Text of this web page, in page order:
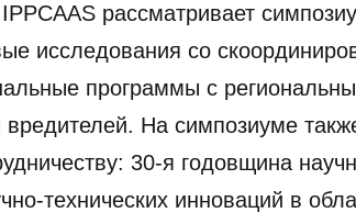
рассматривает
исследования со
программы с
На симпозиуме
30-я годовщина
технических инноваций в